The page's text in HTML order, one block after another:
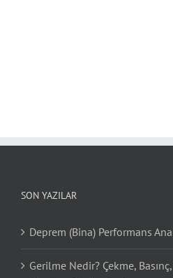
SON YAZILAR
Deprem (Bina) Performans
Gerilme Nedir? Çekme,